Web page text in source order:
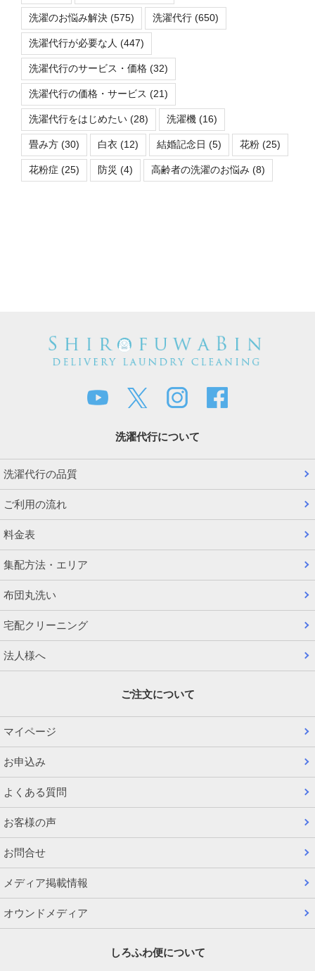
洗濯のお悩み解決 (575) 洗濯代行 (650)
洗濯代行が必要な人 (447)
洗濯代行のサービス・価格 (32)
洗濯代行の価格・サービス (21)
洗濯代行をはじめたい (28) 洗濯機 (16)
畳み方 (30) 白衣 (12) 結婚記念日 (5) 花粉 (25)
花粉症 (25) 防災 (4) 高齢者の洗濯のお悩み (8)
洗濯代行について
洗濯代行の品質
ご利用の流れ
料金表
集配方法・エリア
布団丸洗い
宅配クリーニング
法人様へ
ご注文について
マイページ
お申込み
よくある質問
お客様の声
お問合せ
メディア掲載情報
オウンドメディア
しろふわ便について